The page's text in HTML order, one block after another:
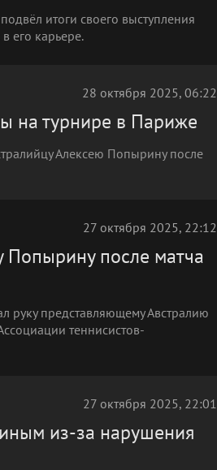
итоги своего выступления
его карьере.
28 октября 2025, 06:22
на турнире в Париже
Алексею Попырину после
27 октября 2025, 22:12
Попырину после матча
руку представляющему Австралию
теннисистов-
27 октября 2025, 22:01
из-за нарушения